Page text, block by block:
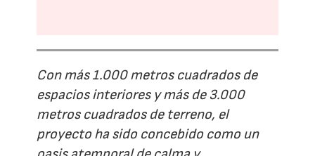
Con más 1.000 metros cuadrados de
espacios interiores y más de 3.000
metros cuadrados de terreno, el
proyecto ha sido concebido como un